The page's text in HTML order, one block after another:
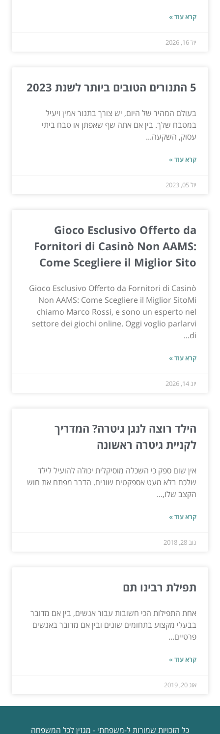
קרא עוד »
יול 16, 2026
5 התנורים הטובים ביותר לשנת 2023
בעולם המהיר של היום, יש צורך בתנור אמין ויעיל
במטבח שלך. בין אם אתה שף שאפתן או טבח ביתי
עסוק, השקעה...
קרא עוד »
יול 05, 2023
Gioco Esclusivo Offerto da
Fornitori di Casinò Non AAMS:
Come Scegliere il Miglior Sito
Gioco Esclusivo Offerto da Fornitori di Casinò
Non AAMS: Come Scegliere il Miglior SitoMi
chiamo Marco Rossi, e sono un esperto nel
settore dei giochi online. Oggi voglio parlarvi
di...
קרא עוד »
יונ 14, 2026
הילד רוצה לנגן גיטרה? המדריך
לקניית גיטרה ראשונה
אין שום ספק כי השכלה מוסיקלית יכולה להועיל לילד
שלכם בלא מעט אספקטים שונים. הדבר מפתח את חוש
הקצב שלו,...
קרא עוד »
נוב 28, 2018
תפילת רבינו תם
אחת התפילות הכי חשובות עבור אנשים, בין אם מדובר
בבעלי מקצוע בתחומים שונים ובין אם מדובר באנשים
פרטיים...
קרא עוד »
אוג 20, 2019
כל הזכויות שמורות ל-משפחתי - מגזין לכל המשפחה